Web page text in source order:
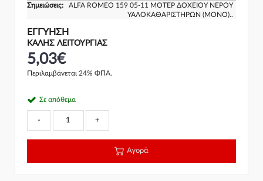
Σημειώσεις:
ALFA ROMEO 159 05-11 ΜΟΤΕΡ ΔΟΧΕΙΟΥ ΝΕΡΟΥ
ΥΑΛΟΚΑΘΑΡΙΣΤΗΡΩΝ (ΜΟΝΟ)..
ΕΓΓΎΗΣΗ
ΚΑΛΗΣ ΛΕΙΤΟΥΡΓΙΑΣ
5,03€
Περιλαμβάνεται 24% ΦΠΑ.
Σε απόθεμα
- +
Αγορά